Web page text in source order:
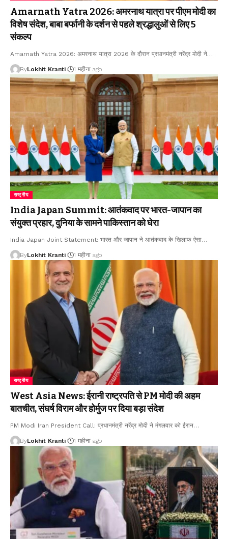
Amarnath Yatra 2026: अमरनाथ यात्रा पर पीएम मोदी का
विशेष संदेश, बाबा बर्फानी के दर्शन से पहले श्रद्धालुओं से लिए 5
संकल्प
Amarnath Yatra 2026: अमरनाथ यात्रा 2026 के दौरान प्रधानमंत्री नरेंद्र मोदी ने…
ByLokhit Kranti 1 महीना ago
राष्ट्रीय
India Japan Summit: आतंकवाद पर भारत-जापान का
संयुक्त प्रहार, दुनिया के सामने पाकिस्तान को घेरा
India Japan Joint Statement: भारत और जापान ने आतंकवाद के खिलाफ ऐसा…
ByLokhit Kranti 1 महीना ago
राष्ट्रीय
West Asia News: ईरानी राष्ट्रपति से PM मोदी की अहम
बातचीत, संघर्ष विराम और होर्मुज पर दिया बड़ा संदेश
PM Modi Iran President Call: प्रधानमंत्री नरेंद्र मोदी ने मंगलवार को ईरान…
ByLokhit Kranti 1 महीना ago